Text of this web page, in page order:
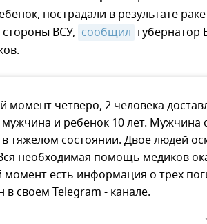
пострадали в результате
стороны ВСУ, сообщил губернатор
момент четверо, 2 человека
и ребенок 10 лет. Мужчина
в тяжелом состоянии. Двое людей
необходимая помощь медиков
есть информация о трех
в своем Telegram - канале.